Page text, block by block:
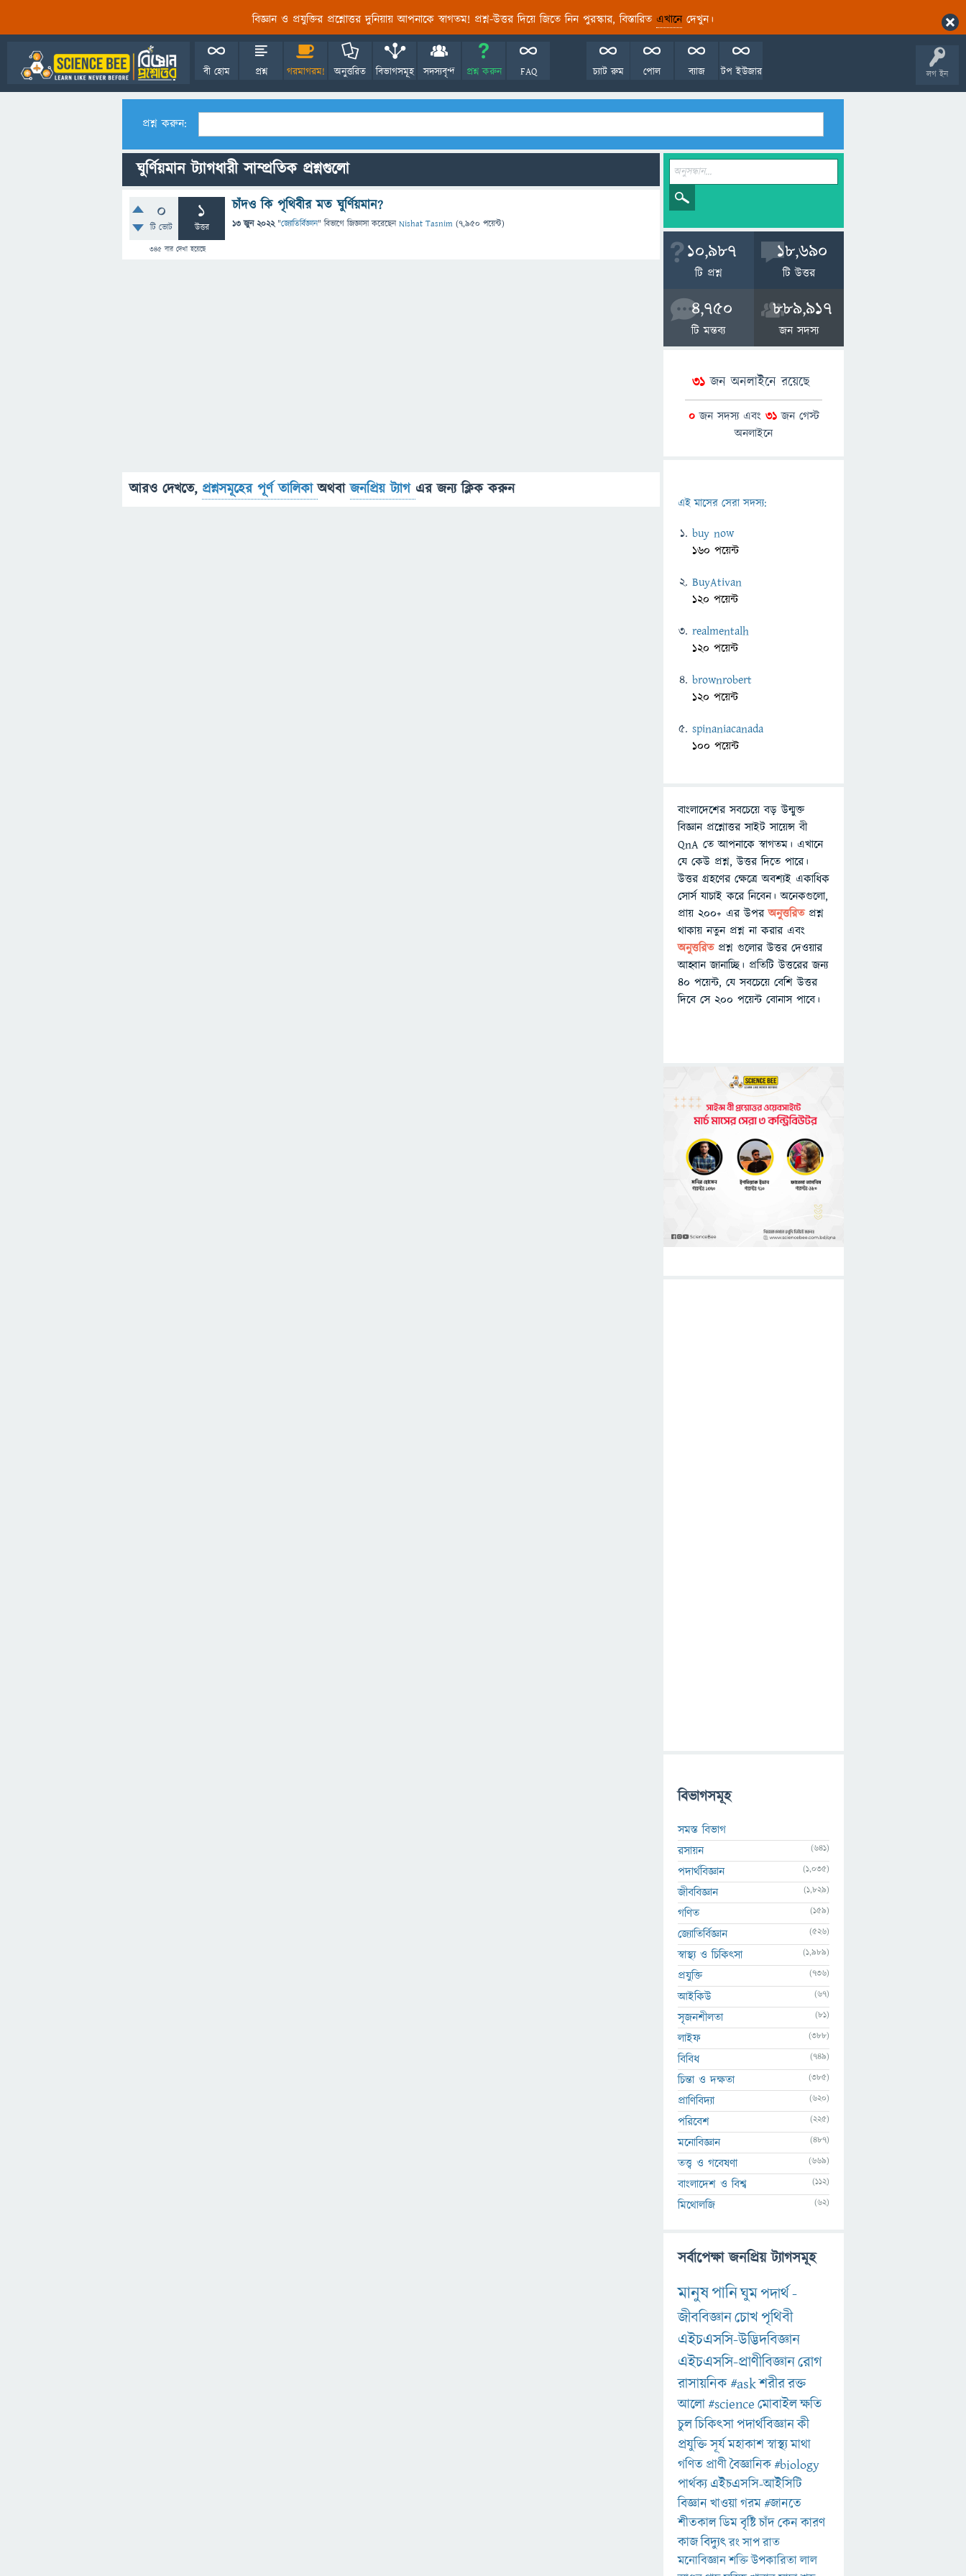
বিজ্ঞান ও প্রযুক্তির প্রশ্নোত্তর দুনিয়ায় আপনাকে স্বাগতম! প্রশ্ন-উত্তর দিয়ে জিতে নিন পুরস্কার, বিস্তারিত এখানেদেখুন।
লগ ইন
বী হোম প্রশ্ন গরমাগরম! অনুত্তরিত বিভাগসমূহ সদস্যবৃন্দ প্রশ্ন করুন FAQ টপ ইউজার
ব্যাজ
পোল
চ্যাট রুম
প্রশ্ন করুন:
ঘুর্ণিয়মান ট্যাগধারী সাম্প্রতিক প্রশ্নগুলো
0
টি ভোট
1
উত্তর
345বার দেখা হয়েছে
চাঁদও কি পৃথিবীর মত ঘুর্ণিয়মান?
13 জুন 2022 "জ্যোতির্বিজ্ঞান" বিভাগে জিজ্ঞাসাকরেছেনNishat Tasnim (7,950 পয়েন্ট)
আরও দেখতে, প্রশ্নসমূহের পূর্ণ তালিকাঅথবাজনপ্রিয় ট্যাগ এর জন্য ক্লিক করুন
10,987
টি প্রশ্ন
18,690
টি উত্তর
4,750
টি মন্তব্য
889,917
জন সদস্য
31জন অনলাইনে রয়েছে
0জন সদস্য এবং 31জন গেস্ট
অনলাইনে
এই মাসের সেরা সদস্য:
buy now
160 পয়েন্ট
BuyAtivan
120 পয়েন্ট
realmentalh
120 পয়েন্ট
brownrobert
120 পয়েন্ট
spinaniacanada
100 পয়েন্ট
বাংলাদেশের সবচেয়ে বড় উন্মুক্ত
বিজ্ঞান প্রশ্নোত্তর সাইট সায়েন্স বী
QnA তে আপনাকে স্বাগতম। এখানে
যে কেউ প্রশ্ন, উত্তর দিতে পারে।
উত্তর গ্রহণের ক্ষেত্রে অবশ্যই একাধিক
সোর্স যাচাই করে নিবেন। অনেকগুলো,
প্রায় ২০০+ এর উপরঅনুত্তরিতপ্রশ্ন
থাকায় নতুন প্রশ্ন না করার এবং
অনুত্তরিত প্রশ্ন গুলোর উত্তর দেওয়ার
আহ্বান জানাচ্ছি। প্রতিটি উত্তরের জন্য
৪০ পয়েন্ট, যে সবচেয়ে বেশি উত্তর
দিবে সে ২০০ পয়েন্ট বোনাস পাবে।
বিভাগসমূহ
সমস্ত বিভাগ
রসায়ন
(641)
পদার্থবিজ্ঞান (1,035)
জীববিজ্ঞান (1,829)
গণিত (159)
জ্যোতির্বিজ্ঞান (526)
স্বাস্থ্য ও চিকিৎসা (1,989)
প্রযুক্তি (736)
আইকিউ (67)
সৃজনশীলতা (81)
লাইফ (388)
বিবিধ (749)
চিন্তা ও দক্ষতা (385)
প্রাণিবিদ্যা (620)
পরিবেশ (225)
মনোবিজ্ঞান (487)
তত্ত্ব ও গবেষণা (669)
বাংলাদেশ ও বিশ্ব (112)
মিথোলজি (62)
সর্বাপেক্ষা জনপ্রিয় ট্যাগসমূহ
মানুষপানিঘুমপদার্থ-
জীববিজ্ঞানচোখপৃথিবী
এইচএসসি-উদ্ভিদবিজ্ঞান
এইচএসসি-প্রাণীবিজ্ঞানরোগ
রাসায়নিক#askশরীররক্ত
আলো#scienceমোবাইলক্ষতি
চুলচিকিৎসাপদার্থবিজ্ঞানকী
প্রযুক্তিসূর্যমহাকাশস্বাস্থ্যমাথা
গণিত প্রাণীবৈজ্ঞানিক#biology
পার্থক্য এইচএসসি-আইসিটি
বিজ্ঞানখাওয়াগরম#জানতে
শীতকালডিমবৃষ্টিচাঁদকেনকারণ
কাজবিদ্যুৎরংসাপরাত
মনোবিজ্ঞানশক্তিউপকারিতালাল